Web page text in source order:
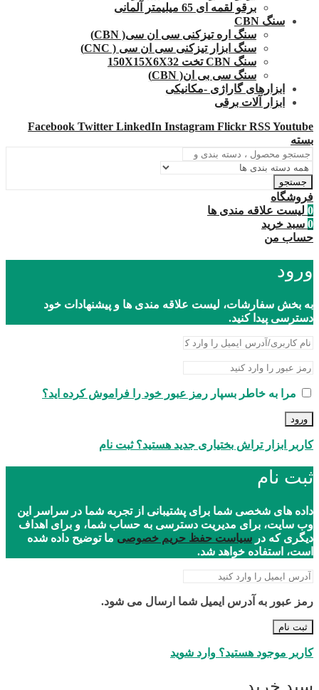
برقو لقمه ای 65 میلیمتر آلمانی
سنگ CBN
سنگ اره تیزکنی سی ان سی( CBN)
سنگ ابزار تیزکنی سی ان سی ( CNC)
سنگ CBN تخت 150X15X6X32
سنگ سی بی ان( CBN)
ابزارهای گاراژی -مکانیکی
ابزار آلات برقی
Facebook Twitter LinkedIn Instagram Flickr RSSYoutube
بسته
جستجو
فروشگاه
0 لیست علاقه مندی ها
0 سبد خرید
حساب من
ورود
به بخش سفارشات، لیست علاقه مندی ها و پیشنهادات خود
دسترسی پیدا کنید.
مرا به خاطر بسپار رمز عبور خود را فراموش کرده اید؟
ورود
کاربر ابزار تراش بختیاری جدید هستید؟ ثبت نام
ثبت نام
داده های شخصی شما برای پشتیبانی از تجربه شما در سراسر این
وب سایت، برای مدیریت دسترسی به حساب شما، و برای اهداف
دیگری که در سیاست حفظ حریم خصوصی ما توضیح داده شده
است، استفاده خواهد شد.
رمز عبور به آدرس ایمیل شما ارسال می شود.
ثبت نام
کاربر موجود هستید؟ وارد شوید
سبد خرید